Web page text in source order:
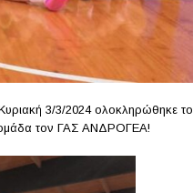
3/3/2024 ολοκληρώθηκε το
ομάδα τον ΓΑΣ ΑΝΔΡΟΓΕΑ!